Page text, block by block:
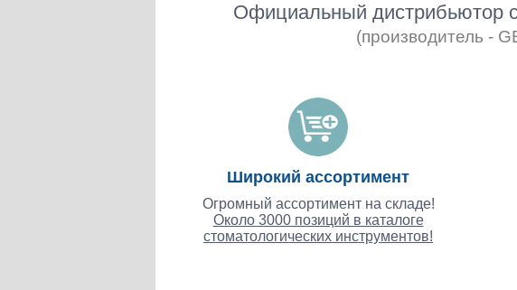
Официальный дистрибьютор
(производитель -
Широкий ассортимент
Огромный ассортимент на складе!
Около 3000 позиций в каталоге
стоматологических инструментов!